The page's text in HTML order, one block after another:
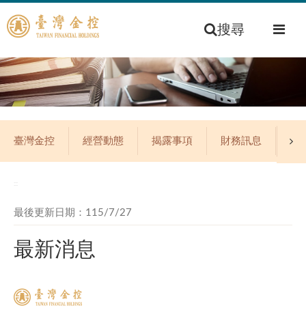
搜尋
臺灣金控 經營動態 揭露事項 財務訊息 公
最後更新日期：115/7/27
最新消息